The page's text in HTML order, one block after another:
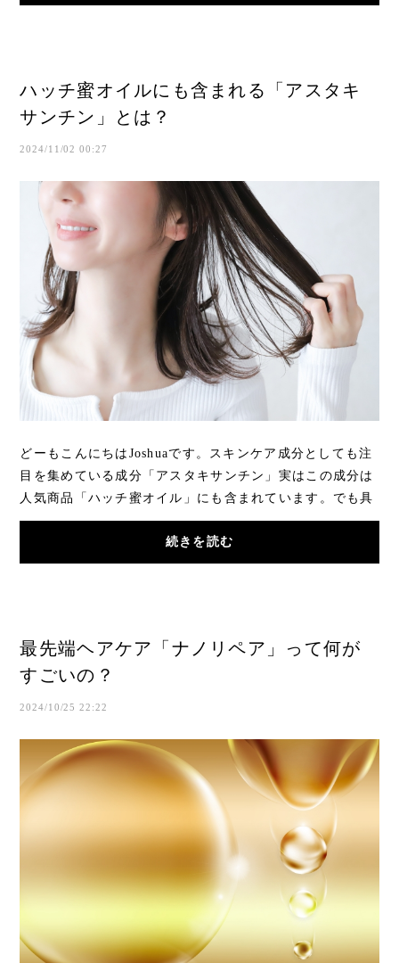
ハッチ蜜オイルにも含まれる「アスタキ
サンチン」とは？
2024/11/02 00:27
どーもこんにちはJoshuaです。スキンケア成分としても注
目を集めている成分「アスタキサンチン」実はこの成分は
人気商品「ハッチ蜜オイル」にも含まれています。でも具
体的にこの成分が髪にどんな効果が...？大き...
続きを読む
最先端ヘアケア「ナノリペア」って何が
すごいの？
2024/10/25 22:22